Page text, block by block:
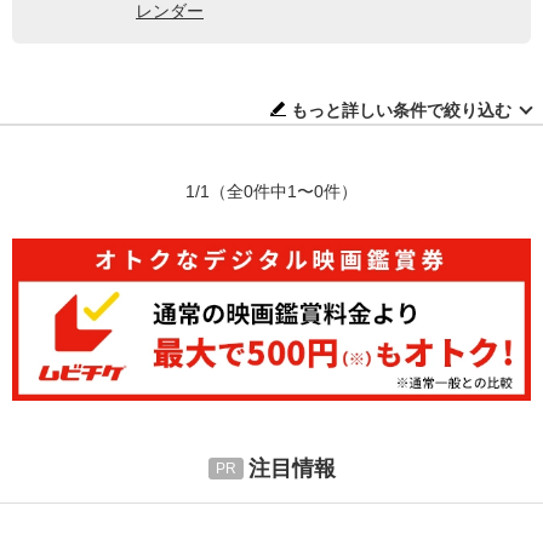
レンダー
もっと詳しい条件で絞り込む
1/1 （全0件中1〜0件）
注目情報